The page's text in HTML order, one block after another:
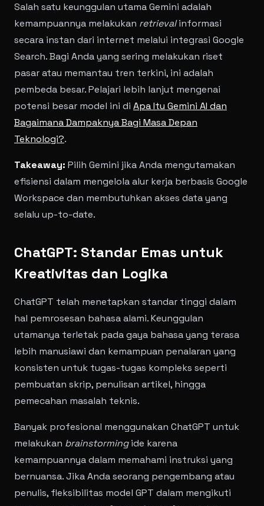
Salah satu keunggulan utama Gemini adalah
kemampuannya melakukan retrievalinformasi
secara instan dari internet melalui integrasi Google
Search. Bagi Anda yang sering melakukan riset
pasar atau memantau tren terkini, ini adalah
pembeda besar. Pelajari lebih lanjut mengenai
potensi besar model ini di Apa Itu Gemini AI dan
Bagaimana Dampaknya Bagi Masa Depan
Teknologi?.
Takeaway: Pilih Gemini jika Anda mengutamakan
efisiensi dalam mengelola alur kerja berbasis Google
Workspace dan membutuhkan akses data yang
selalu up-to-date.
ChatGPT: Standar Emas untuk
Kreativitas dan Logika
ChatGPT telah menetapkan standar tinggi dalam
hal pemrosesan bahasa alami. Keunggulan
utamanya terletak pada gaya bahasa yang terasa
lebih manusiawi dan kemampuan penalaran yang
konsisten untuk tugas-tugas kompleks seperti
pembuatan skrip, penulisan artikel, hingga
pemecahan masalah teknis.
Banyak profesional menggunakan ChatGPT untuk
melakukan brainstormingide karena
kemampuannya dalam memahami instruksi yang
bernuansa. Jika Anda seorang pengembang atau
penulis, fleksibilitas model GPT dalam mengikuti